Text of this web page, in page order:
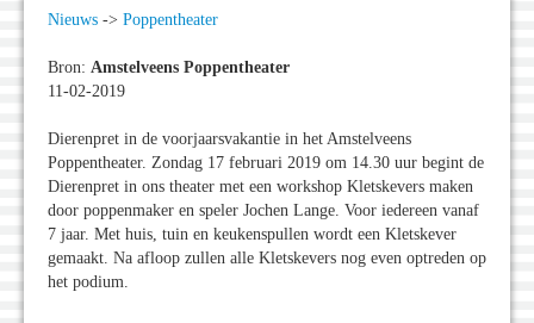
Nieuws -> Poppentheater
Bron: Amstelveens Poppentheater
11-02-2019
Dierenpret in de voorjaarsvakantie in het Amstelveens
Poppentheater. Zondag 17 februari 2019 om 14.30 uur begint de
Dierenpret in ons theater met een workshop Kletskevers maken
door poppenmaker en speler Jochen Lange. Voor iedereen vanaf
7 jaar. Met huis, tuin en keukenspullen wordt een Kletskever
gemaakt. Na afloop zullen alle Kletskevers nog even optreden op
het podium.